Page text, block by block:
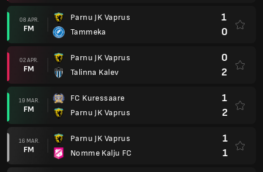
08 APR.
FM
Parnu JK Vaprus
Tammeka
1
0
02 APR.
FM
Parnu JK Vaprus
Talinna Kalev
0
2
19 MAR.
FM
FC Kuressaare
Parnu JK Vaprus
1
2
16 MAR.
FM
Parnu JK Vaprus
Nomme Kalju FC
1
1